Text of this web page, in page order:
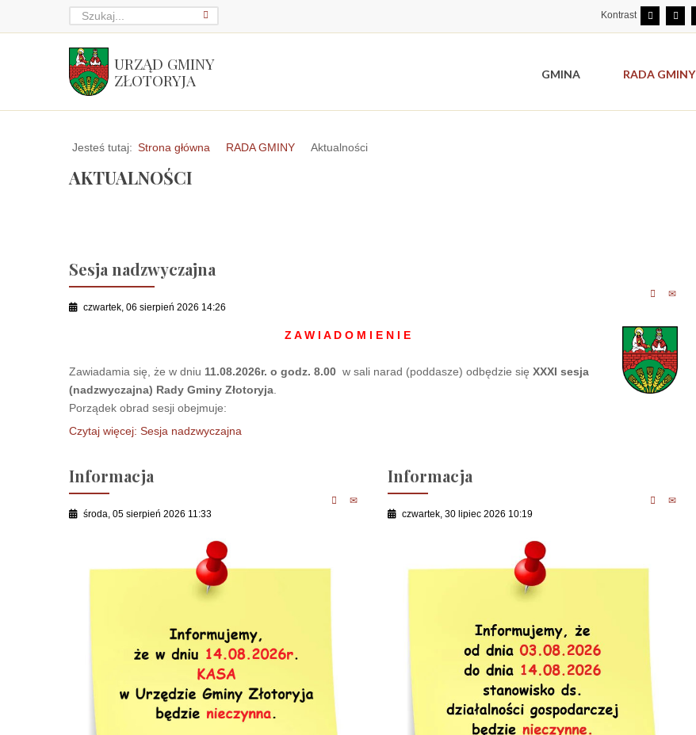
Kontrast
URZĄD GMINY
ZŁOTORYJA
GMINA RADA GMINY
Jesteś tutaj: Strona główna RADA GMINY Aktualności
AKTUALNOŚCI
Sesja nadzwyczajna
czwartek, 06 sierpień 2026 14:26
Z A W I A D O M I E N I E
Zawiadamia się, że w dniu 11.08.2026r. o godz. 8.00 w sali narad (poddasze) odbędzie się XXXI sesja
(nadzwyczajna) Rady Gminy Złotoryja
Porządek obrad sesji obejmuje:
Czytaj więcej: Sesja nadzwyczajna
Informacja
środa, 05 sierpień 2026 11:33
Informacja
czwartek, 30 lipiec 2026 10:19